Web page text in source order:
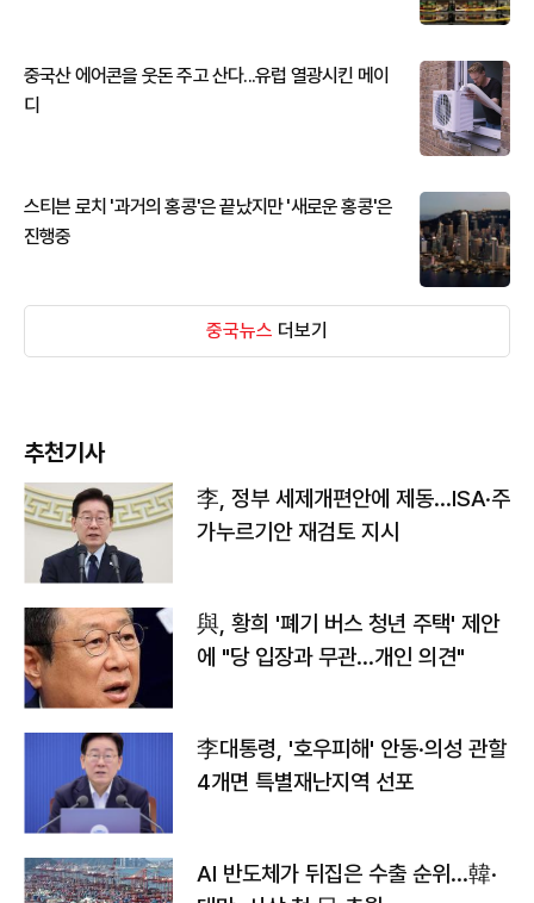
중국산 에어콘을 웃돈 주고 산다...유럽 열광시킨 메이
디
스티븐 로치 '과거의 홍콩'은 끝났지만 '새로운 홍콩'은
진행중
중국뉴스 더보기
추천기사
李, 정부 세제개편안에 제동…ISA·주
가누르기안 재검토 지시
與, 황희 '폐기 버스 청년 주택' 제안
에 "당 입장과 무관…개인 의견"
李대통령, '호우피해' 안동·의성 관할
4개면 특별재난지역 선포
AI 반도체가 뒤집은 수출 순위…韓·